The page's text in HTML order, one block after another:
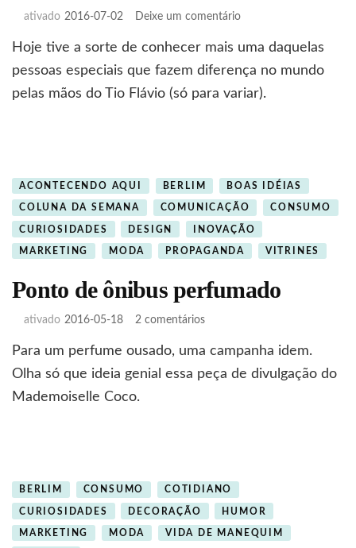
ativado 2016-07-02 Deixe um comentárioem
história
de
de
Hoje tive a sorte de conhecer mais uma daquelas
pessoas especiais que fazem diferença no mundo
pelas mãos do Tio Flávio (só para variar).
ACONTECENDO AQUI BERLIM BOAS IDÉIAS
COLUNA DA SEMANA COMUNICAÇÃO CONSUMO
CURIOSIDADES DESIGN INOVAÇÃO
MARKETING MODA PROPAGANDA VITRINES
Ponto de ônibus perfumado
ativado 2016-05-18 2 comentáriosem
de
ônibus
Para um perfume ousado, uma campanha idem.
Olha só que ideia genial essa peça de divulgação do
Mademoiselle Coco.
BERLIM CONSUMO COTIDIANO
CURIOSIDADES DECORAÇÃO HUMOR
MARKETING MODA VIDA DE MANEQUIM